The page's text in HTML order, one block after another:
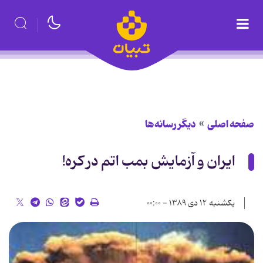
صفحه اصلی دیگر رسانه‌ها
ایران و آزمایش بمب اتم در کره!
یکشنبه ۱۲ دی ۱۳۸۹ - ۰۰:۰۰